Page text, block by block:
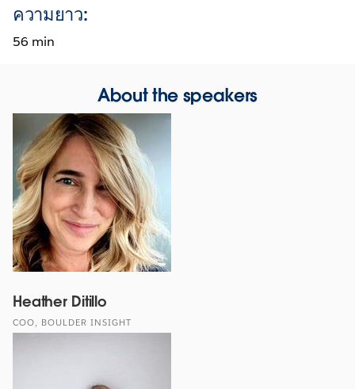
ความยาว:
56 min
About the speakers
Heather Ditillo
COO, BOULDER INSIGHT